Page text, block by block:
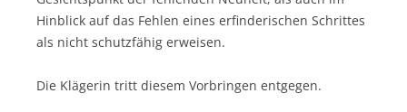
Hinblick auf das Fehlen eines erfinderischen Schrittes
als nicht schutzfähig erweisen.
Die Klägerin tritt diesem Vorbringen entgegen.